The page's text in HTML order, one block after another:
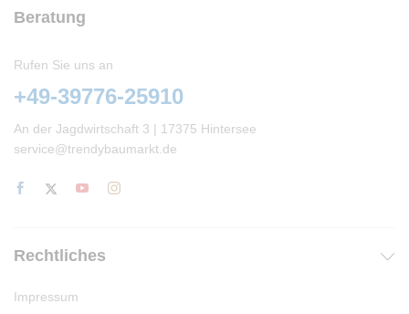
Optionen
auf
Produktseite
Beratung
Rufen Sie uns an
+49-39776-25910
An der Jagdwirtschaft 3 | 17375 Hintersee
service@trendybaumarkt.de
Rechtliches
Impressum